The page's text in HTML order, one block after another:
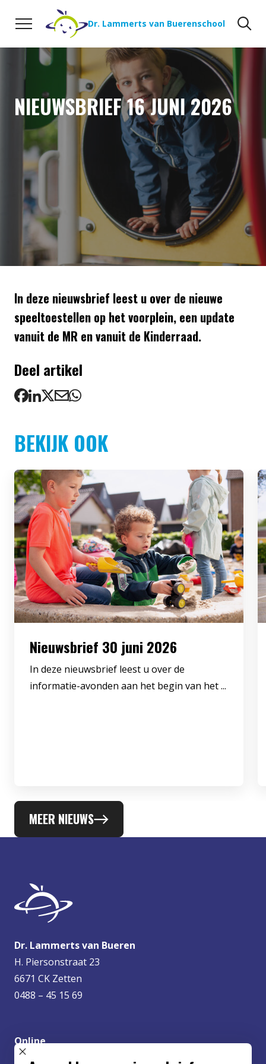
Naar de inhoud
Dr. Lammerts van Buerenschool
NIEUWSBRIEF 16 JUNI 2026
In deze nieuwsbrief leest u over de nieuwe
speeltoestellen op het voorplein, een update
vanuit de MR en vanuit de Kinderraad.
Deel artikel
BEKIJK OOK
Nieuwsbrief 30 juni 2026
In deze nieuwsbrief leest u over de
informatie-avonden aan het begin van het ...
MEER NIEUWS
Dr. Lammerts van Bueren
H. Piersonstraat 23
6671 CK Zetten
0488 – 45 15 69
Online
info@lvbueren.nl